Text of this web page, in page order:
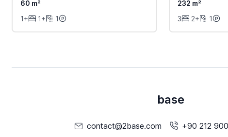
60 m²
1+
1+ 1
232 m²
3
2+ 1
base
contact@2base.com +90 212